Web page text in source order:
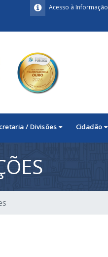
Acesso à Informação
/ Divisões Cidadão